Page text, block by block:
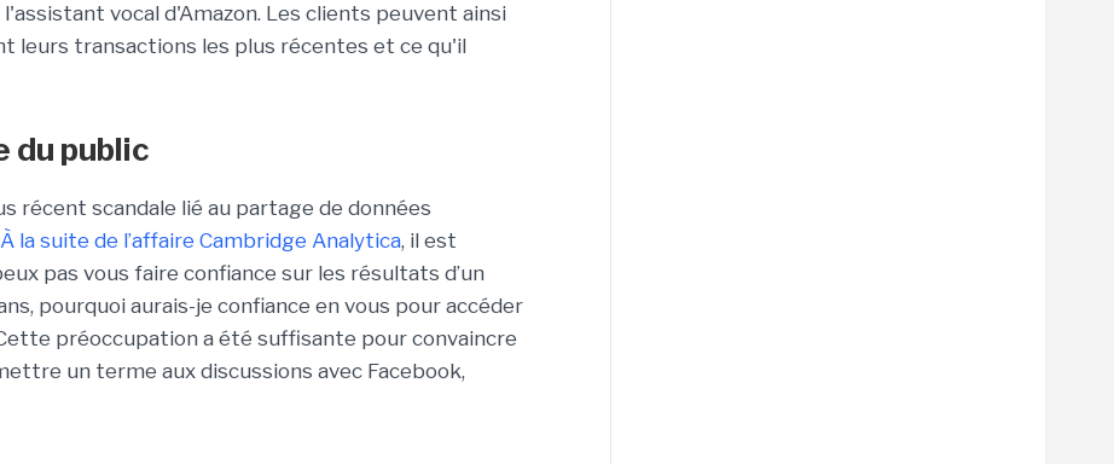
l'assistant vocal d'Amazon. Les clients peuvent ainsi
leurs transactions les plus récentes et ce qu'il
du public
récent scandale lié au partage de données
À la suite de l’affaire Cambridge Analytica, il est
pas vous faire confiance sur les résultats d’un
pourquoi aurais-je confiance en vous pour accéder
préoccupation a été suffisante pour convaincre
un terme aux discussions avec Facebook,